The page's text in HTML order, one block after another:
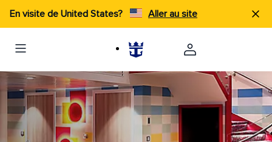
En visite de United States? Aller au site